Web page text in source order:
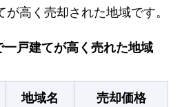
高く売却された地域です。
戸建てが高く売れた地域
地域名
売却価格